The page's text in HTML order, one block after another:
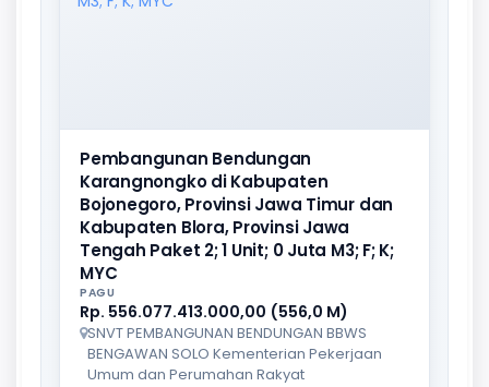
Pembangunan Bendungan
Karangnongko di Kabupaten
Bojonegoro, Provinsi Jawa Timur dan
Kabupaten Blora, Provinsi Jawa
Tengah Paket 2; 1 Unit; 0 Juta M3; F; K;
MYC
PAGU
Rp. 556.077.413.000,00 (556,0 M)
SNVT PEMBANGUNAN BENDUNGAN BBWS
BENGAWAN SOLO Kementerian Pekerjaan
Umum dan Perumahan Rakyat